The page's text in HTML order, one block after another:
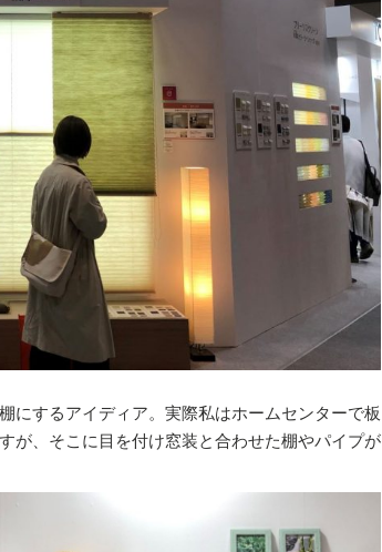
にするアイディア。実際私はホームセンターで板
が、そこに目を付け窓装と合わせた棚やパイプが